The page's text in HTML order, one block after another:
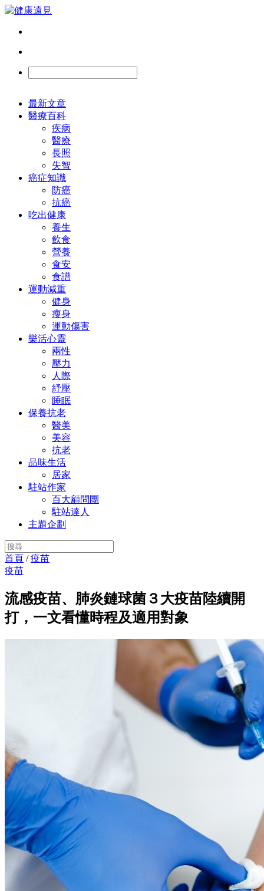
最新文章
醫療百科
疾病
醫療
長照
失智
癌症知識
防癌
抗癌
吃出健康
養生
飲食
營養
食安
食譜
運動減重
健身
瘦身
運動傷害
樂活心靈
兩性
壓力
人際
紓壓
睡眠
保養抗老
醫美
美容
抗老
品味生活
居家
駐站作家
百大顧問團
駐站達人
主題企劃
首頁 /疫苗
疫苗
流感疫苗、肺炎鏈球菌３大疫苗陸續開
打，一文看懂時程及適用對象